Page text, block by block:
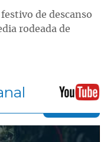
de descanso
rodeada de